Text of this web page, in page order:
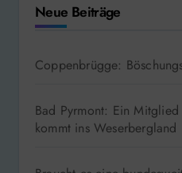
Neue Beiträge
Coppenbrügge:
Bad Pyrmont: Ein
kommt ins Weserbergland